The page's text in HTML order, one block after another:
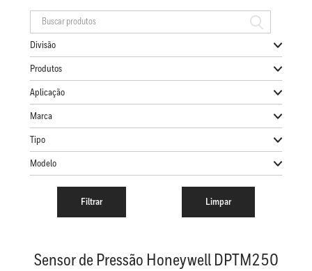
Divisão
Produtos
Aplicação
Marca
Tipo
Modelo
Sensor de Pressão Honeywell DPTM250